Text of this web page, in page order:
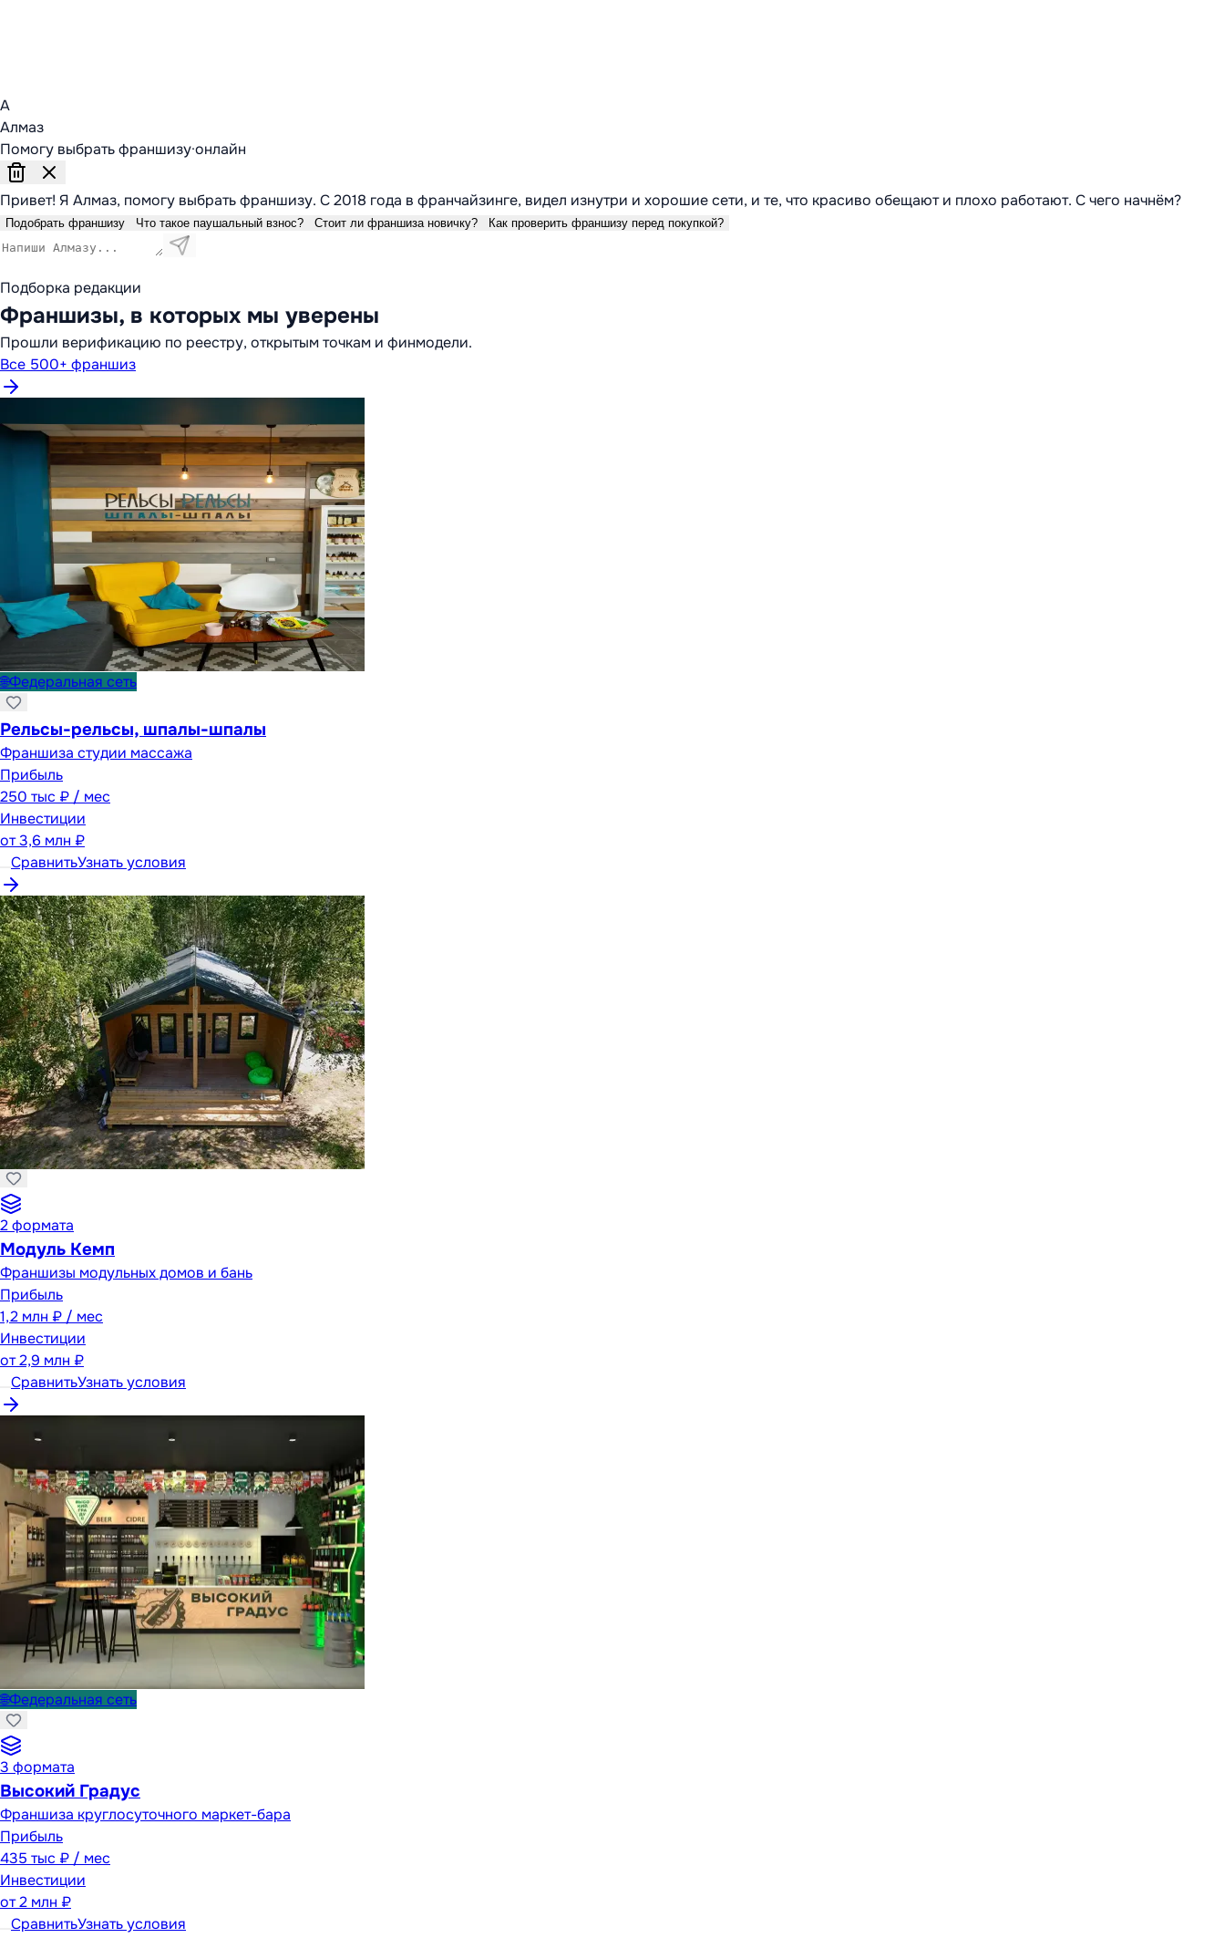
А
Алмаз
Помогу выбрать франшизу·онлайн
Привет! Я Алмаз, помогу выбрать франшизу. С 2018 года в франчайзинге, видел изнутри и хорошие сети, и те, что красиво обещают и плохо работают. С чего начнём?
Подобрать франшизу Что такое паушальный взнос? Стоит ли франшиза новичку? Как проверить франшизу перед покупкой?
Подборка редакции
Франшизы, в которых мы уверены
Прошли верификацию по реестру, открытым точкам и финмодели.
Все 500+ франшиз
🌐Федеральная сеть
Рельсы-рельсы, шпалы-шпалы
Франшиза студии массажа
Прибыль
250 тыс ₽ / мес
Инвестиции
от3,6 млн ₽
СравнитьУзнать условия
2формата
Модуль Кемп
Франшизы модульных домов и бань
Прибыль
1,2 млн ₽ / мес
Инвестиции
от2,9 млн ₽
СравнитьУзнать условия
🌐Федеральная сеть
3 формата
Высокий Градус
Франшиза круглосуточного маркет-бара
Прибыль
435 тыс ₽ / мес
Инвестиции
от2 млн ₽
СравнитьУзнать условия